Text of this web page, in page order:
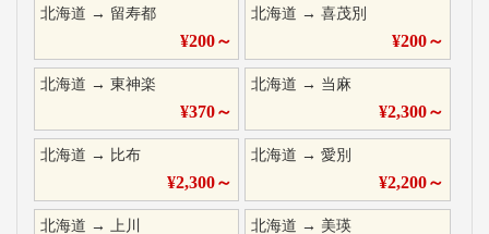
北海道 → 留寿都
¥200～
北海道 →喜茂別
¥200～
北海道 → 東神楽
¥370～
北海道 → 当麻
¥2,300～
北海道 → 比布
¥2,300～
北海道 →愛別
¥2,200～
北海道 → 上川 北海道 → 美瑛